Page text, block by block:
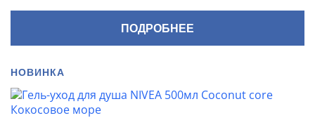
ПОДРОБНЕЕ
НОВИНКА